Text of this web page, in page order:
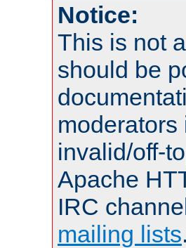
Notice:
This is not
should be
invalid/off-
Apache
IRC
mailing lists.